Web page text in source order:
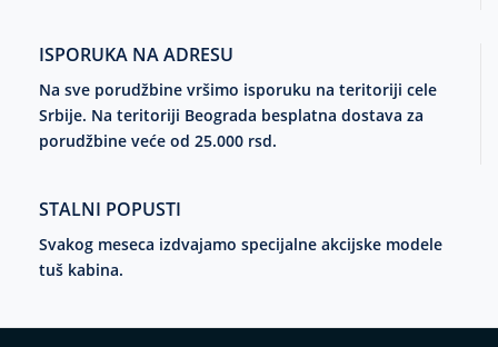
ISPORUKA NA ADRESU
Na sve porudžbine vršimo isporuku na teritoriji cele
Srbije. Na teritoriji Beograda besplatna dostava za
porudžbine veće od 25.000 rsd.
STALNI POPUSTI
Svakog meseca izdvajamo specijalne akcijske modele
tuš kabina.